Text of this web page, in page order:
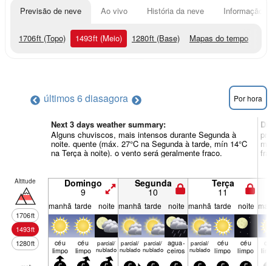
Previsão de neve Ao vivo História da neve Informação
1706ft (Topo) 1493ft (Meio) 1280ft (Base) Mapas do tempo
últimos 6 diasagora Por hora
Next 3 days weather summary:
Alguns chuviscos, mais intensos durante Segunda à
noite. quente (máx. 27°C na Segunda à tarde, mín 14°C
na Terça à noite). o vento será geralmente fraco.
Altitude
1706ft
1493ft
1280ft
Domingo
9
Segunda
10
Terça
11
manhã tarde noite manhã tarde noite manhã tarde noite
céu
limpo
céu
limpo
parcial/
nublado
parcial/
nublado
parcial/
nublado
agua­
ceiros
parcial/
nublado
céu
limpo
céu
limpo